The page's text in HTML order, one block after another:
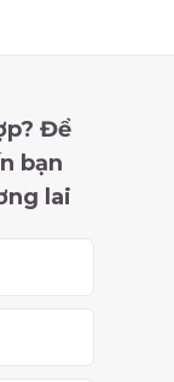
Để
bạn
lai